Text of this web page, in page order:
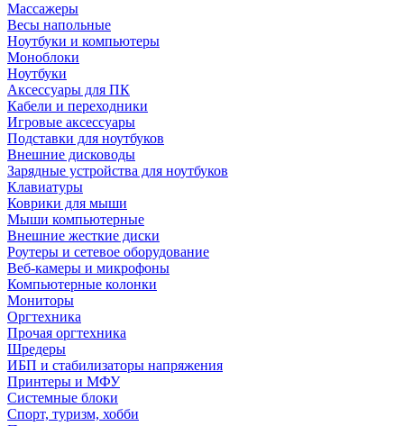
Массажеры
Весы напольные
Ноутбуки и компьютеры
Моноблоки
Ноутбуки
Аксессуары для ПК
Кабели и переходники
Игровые аксессуары
Подставки для ноутбуков
Внешние дисководы
Зарядные устройства для ноутбуков
Клавиатуры
Коврики для мыши
Мыши компьютерные
Внешние жесткие диски
Роутеры и сетевое оборудование
Веб-камеры и микрофоны
Компьютерные колонки
Мониторы
Оргтехника
Прочая оргтехника
Шредеры
ИБП и стабилизаторы напряжения
Принтеры и МФУ
Системные блоки
Спорт, туризм, хобби